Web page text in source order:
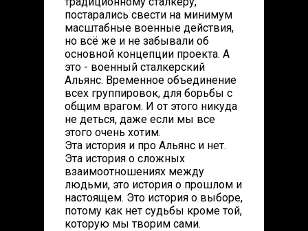
постарались свести на минимум
масштабные военные действия,
но всё же и не забывали об
основной концепции проекта. А
это - военный сталкерский
Альянс. Временное объединение
всех группировок, для борьбы с
общим врагом. И от этого никуда
не деться, даже если мы все
этого очень хотим.
Эта история и про Альянс и нет.
Эта история о сложных
взаимоотношениях между
людьми, это история о прошлом и
настоящем. Это история о выборе,
потому как нет судьбы кроме той,
которую мы творим сами.